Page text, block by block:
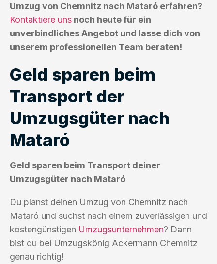
Umzug von Chemnitz nach Mataró erfahren?
Kontaktiere uns noch heute für ein
unverbindliches Angebot und lasse dich von
unserem professionellen Team beraten!
Geld sparen beim
Transport der
Umzugsgüter nach
Mataró
Geld sparen beim Transport deiner
Umzugsgüter nach Mataró
Du planst deinen Umzug von Chemnitz nach
Mataró und suchst nach einem zuverlässigen und
kostengünstigen Umzugsunternehmen? Dann
bist du bei Umzugskönig Ackermann Chemnitz
genau richtig!